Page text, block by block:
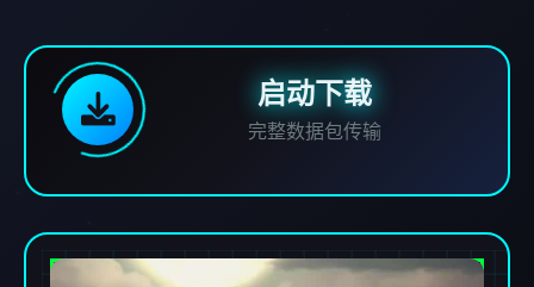
启动下载
完整数据包传输